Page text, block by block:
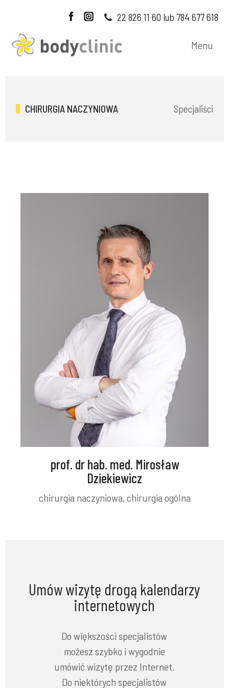
22 826 11 60 lub 784 677 618
Menu
CHIRURGIA NACZYNIOWA Specjaliści
prof. dr hab. med. Mirosław
Dziekiewicz
chirurgia naczyniowa, chirurgia ogólna
Umów wizytę drogą kalendarzy
internetowych
Do większości specjalistów
możesz szybko i wygodnie
umówić wizytę przez Internet.
Do niektórych specjalistów